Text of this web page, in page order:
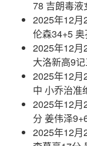
78 吉朗毒液
2025年12月
伦森34+5
2025年12月
大洛新高9
2025年12月
中 小乔治准
2025年12月
分 姜伟泽
2025年12月